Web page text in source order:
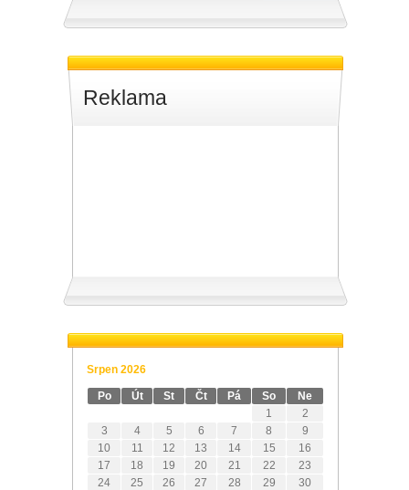
Reklama
Srpen 2026
Po Út St Čt Pá So
Ne
1
2
3
4 5 6 7 8
9
10
11 12 13 14 15
16
17
18 19 20 21 22
23
24
25 26 27 28 29
30